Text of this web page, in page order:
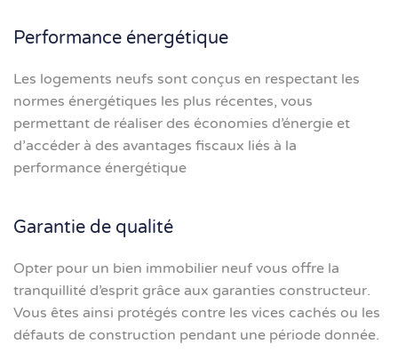
Performance énergétique
Les logements neufs sont conçus en respectant les
normes énergétiques les plus récentes, vous
permettant de réaliser des économies d’énergie et
d’accéder à des avantages fiscaux liés à la
performance énergétique
Garantie de qualité
Opter pour un bien immobilier neuf vous offre la
tranquillité d’esprit grâce aux garanties constructeur.
Vous êtes ainsi protégés contre les vices cachés ou les
défauts de construction pendant une période donnée.